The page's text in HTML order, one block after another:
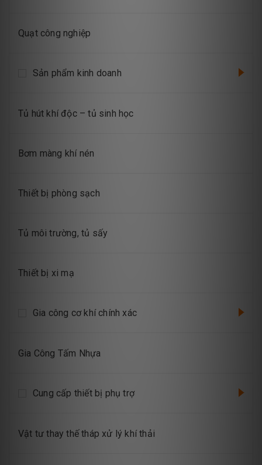
Quạt công nghiệp
Sản phẩm kinh doanh
Tủ hút khí độc – tủ sinh học
Bơm màng khí nén
Thiết bị phòng sạch
Tủ môi trường, tủ sấy
Thiết bị xi mạ
Gia công cơ khí chính xác
Gia Công Tấm Nhựa
Cung cấp thiết bị phụ trợ
Vật tư thay thế tháp xử lý khí thải